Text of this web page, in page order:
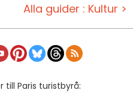
Alla guider : Kultur >
till Paris turistbyrå: